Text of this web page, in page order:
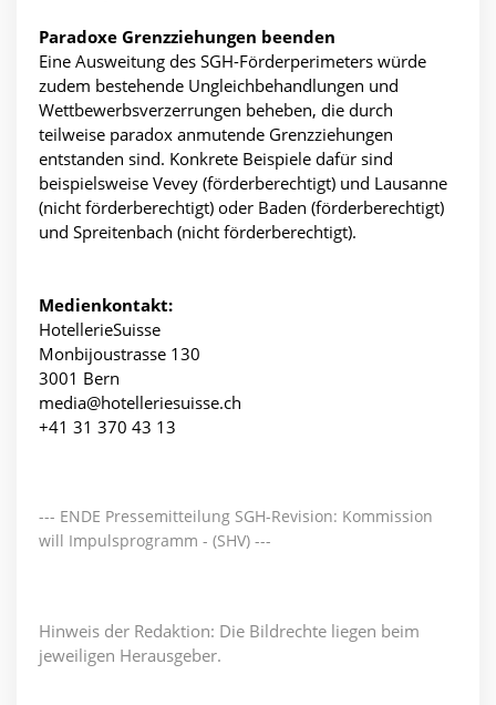
Paradoxe Grenzziehungen beenden
Eine Ausweitung des SGH-Förderperimeters würde
zudem bestehende Ungleichbehandlungen und
Wettbewerbsverzerrungen beheben, die durch
teilweise paradox anmutende Grenzziehungen
entstanden sind. Konkrete Beispiele dafür sind
beispielsweise Vevey (förderberechtigt) und Lausanne
(nicht förderberechtigt) oder Baden (förderberechtigt)
und Spreitenbach (nicht förderberechtigt).
Medienkontakt:
HotellerieSuisse
Monbijoustrasse 130
3001 Bern
media@hotelleriesuisse.ch
+41 31 370 43 13
--- ENDE Pressemitteilung SGH-Revision: Kommission
will Impulsprogramm - (SHV) ---
Hinweis der Redaktion: Die Bildrechte liegen beim
jeweiligen Herausgeber.